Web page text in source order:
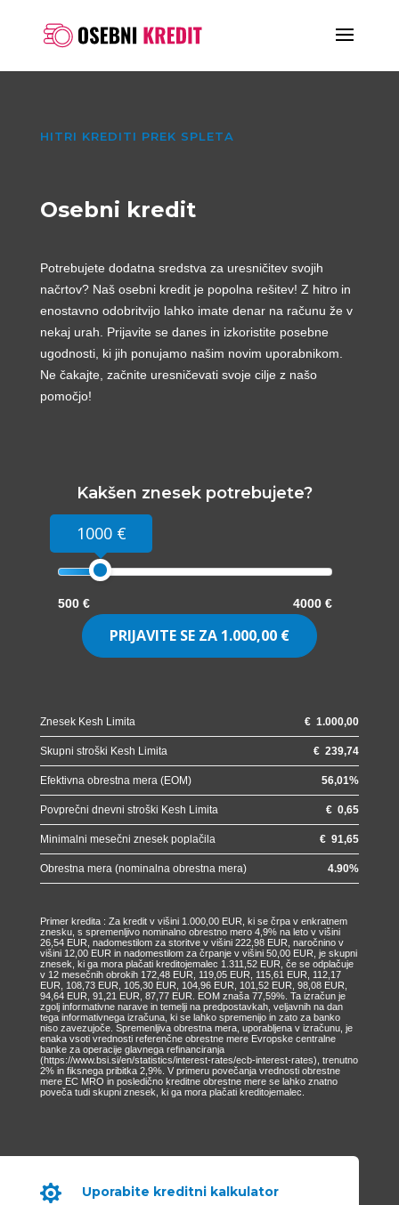
HITRI KREDITI PREK SPLETA
Osebni kredit
Potrebujete dodatna sredstva za uresničitev svojih
načrtov? Naš osebni kredit je popolna rešitev! Z hitro in
enostavno odobritvijo lahko imate denar na računu že v
nekaj urah. Prijavite se danes in izkoristite posebne
ugodnosti, ki jih ponujamo našim novim uporabnikom.
Ne čakajte, začnite uresničevati svoje cilje z našo
pomočjo!
Kakšen znesek potrebujete?
1000 €
500 € 4000 €
PRIJAVITE SE ZA 1.000,00 €
Znesek Kesh Limita €1.000,00
Skupni stroški Kesh Limita €239,74
Efektivna obrestna mera (EOM) 56,01%
Povprečni dnevni stroški Kesh Limita €0,65
Minimalni mesečni znesek poplačila €91,65
Obrestna mera (nominalna obrestna mera) 4.90%
Primer kredita : Za kredit v višini 1.000,00 EUR, ki se črpa v enkratnem
znesku, s spremenljivo nominalno obrestno mero 4,9% na leto v višini
26,54 EUR, nadomestilom za storitve v višini 222,98 EUR, naročnino v
višini 12,00 EUR in nadomestilom za črpanje v višini 50,00 EUR, je skupni
znesek, ki ga mora plačati kreditojemalec 1.311,52 EUR, če se odplačuje
v 12 mesečnih obrokih 172,48 EUR, 119,05 EUR, 115,61 EUR, 112,17
EUR, 108,73 EUR, 105,30 EUR, 104,96 EUR, 101,52 EUR, 98,08 EUR,
94,64 EUR, 91,21 EUR, 87,77 EUR. EOM znaša 77,59%. Ta izračun je
zgolj informativne narave in temelji na predpostavkah, veljavnih na dan
tega informativnega izračuna, ki se lahko spremenijo in zato za banko
niso zavezujoče. Spremenljiva obrestna mera, uporabljena v izračunu, je
enaka vsoti vrednosti referenčne obrestne mere Evropske centralne
banke za operacije glavnega refinanciranja
(https://www.bsi.si/en/statistics/interest-rates/ecb-interest-rates), trenutno
2% in fiksnega pribitka 2,9%. V primeru povečanja vrednosti obrestne
mere EC MRO in posledično kreditne obrestne mere se lahko znatno
poveča tudi skupni znesek, ki ga mora plačati kreditojemalec.
 Uporabite kreditni kalkulator